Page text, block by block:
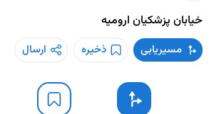
خیابان پزشکیان ارومیه
مسیریابی ذخیره ارسال